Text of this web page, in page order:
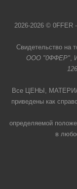
2026-2026 © 0FFER
Свидетельство на
ООО "0ФФЕР",
Все ЦЕНЫ,
приведены как
определяемой
в